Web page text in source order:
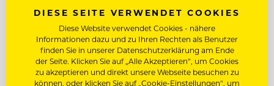
TOP ARBEITGEBER
DIESE SEITE VERWENDET COOKIES
Diese Website verwendet Cookies - nähere
Informationen dazu und zu Ihren Rechten als Benutzer
finden Sie in unserer Datenschutzerklärung am Ende
der Seite. Klicken Sie auf „Alle Akzeptieren“, um Cookies
zu akzeptieren und direkt unsere Webseite besuchen zu
können, oder klicken Sie auf „Cookie-Einstellungen“, um